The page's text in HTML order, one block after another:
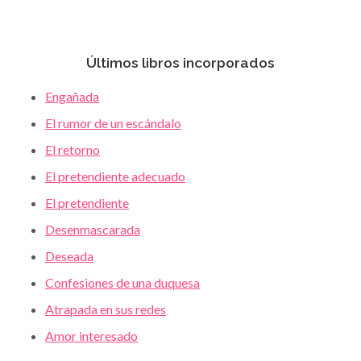
Últimos libros incorporados
Engañada
El rumor de un escándalo
El retorno
El pretendiente adecuado
El pretendiente
Desenmascarada
Deseada
Confesiones de una duquesa
Atrapada en sus redes
Amor interesado